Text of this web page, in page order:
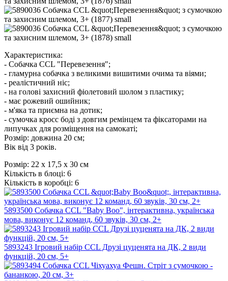
Характеристика:
- Собачка CCL "Перевезення";
- гламурна собачка з великими вишитими очима та віями;
- реалістичний ніс;
- на голові захисний фіолетовий шолом з пластику;
- має рожевий ошийник;
- м'яка та приємна на дотик;
- сумочка кросс боді з довгим ремінцем та фіксаторами на
липучках для розміщення на самокаті;
Розмір: довжина 20 см;
Вік від 3 років.
Розмір: 22 х 17,5 х 30 см
Кількість в блоці: 6
Кількість в коробці: 6
5893500 Собачка CCL "Baby Boo", інтерактивна, українська
мова, виконує 12 команд, 60 звуків, 30 см, 2+
5893243 Ігровий набір CCL Друзі цуценята на ДК, 2 види
функцій, 20 см, 5+